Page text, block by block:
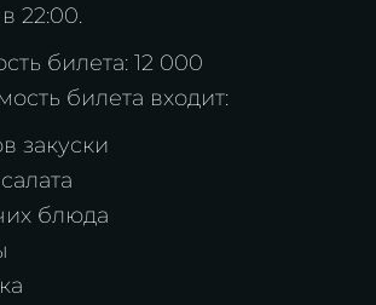
22:00.
билета: 12 000
билета входит:
закуски
блюда